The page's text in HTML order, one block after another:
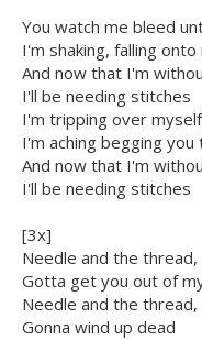
You watch me bleed
I'm shaking, falling onto
And now that I'm
I'll be needing stitches
I'm tripping over
I'm aching begging you
And now that I'm
I'll be needing stitches
[3x]
Needle and the thread,
Gotta get you out of
Needle and the thread,
Gonna wind up dead